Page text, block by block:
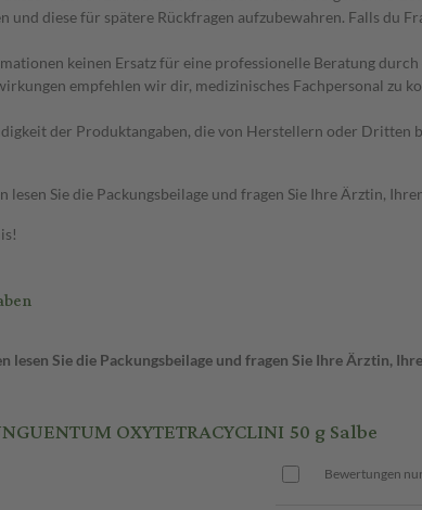
und diese für spätere Rückfragen aufzubewahren. Falls du
keinen Ersatz für eine professionelle Beratung
empfehlen wir dir, medizinisches Fachpersonal zu
der Produktangaben, die von Herstellern oder
lesen Sie die Packungsbeilage und fragen Sie Ihre Ärztin,
lesen Sie die Packungsbeilage und fragen Sie Ihre Ärztin,
OXYTETRACYCLINI 50 g Salbe
Bewertungen